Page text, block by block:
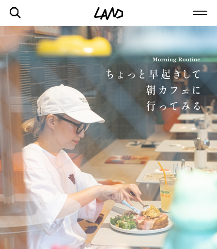
最新記事一覧を見る
ファッション グルメ しごと